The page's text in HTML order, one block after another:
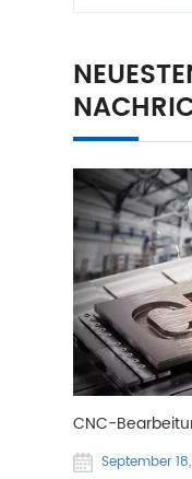
CNC-
September